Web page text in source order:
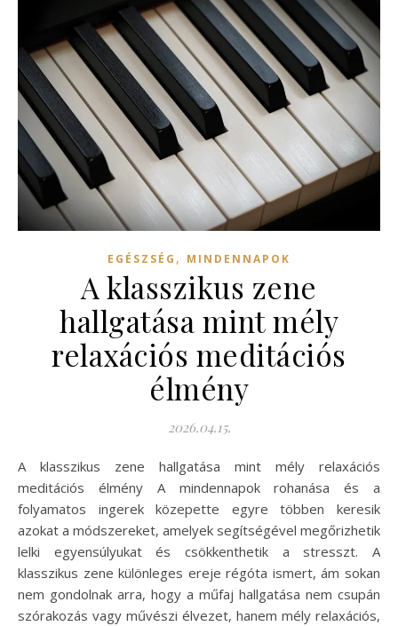
EGÉSZSÉG , MINDENNAPOK
A klasszikus zene
hallgatása mint mély
relaxációs meditációs
élmény
2026.04.15.
A klasszikus zene hallgatása mint mély relaxációs
meditációs élmény A mindennapok rohanása és a
folyamatos ingerek közepette egyre többen keresik
azokat a módszereket, amelyek segítségével megőrizhetik
lelki egyensúlyukat és csökkenthetik a stresszt. A
klasszikus zene különleges ereje régóta ismert, ám sokan
nem gondolnak arra, hogy a műfaj hallgatása nem csupán
szórakozás vagy művészi élvezet, hanem mély relaxációs,